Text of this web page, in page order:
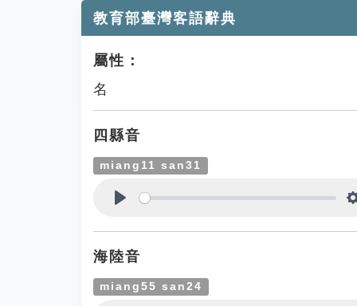
教育部臺灣客語辭典
屬性：
名
四縣音
miang11 san31
海陸音
miang55 san24